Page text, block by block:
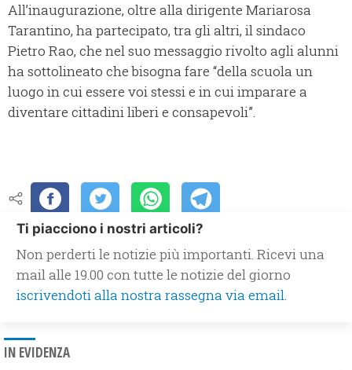
All’inaugurazione, oltre alla dirigente Mariarosa
Tarantino, ha partecipato, tra gli altri, il sindaco
Pietro Rao, che nel suo messaggio rivolto agli alunni
ha sottolineato che bisogna fare “della scuola un
luogo in cui essere voi stessi e in cui imparare a
diventare cittadini liberi e consapevoli”.
Ti piacciono i nostri articoli?
Non perderti le notizie più importanti. Ricevi una
mail alle 19.00 con tutte le notizie del giorno
iscrivendoti alla nostra rassegna via email.
IN EVIDENZA